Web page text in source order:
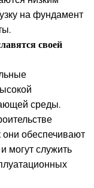
на фундамент
своей
среды.
они обеспечивают
могут служить